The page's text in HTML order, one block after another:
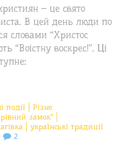
– це свято
В цей день люди по
словами “Христос
“Воістну воскрес!”. Ці
події
Різне
замок"
українські традиції
2